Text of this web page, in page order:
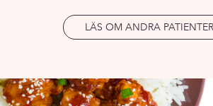
LÄS OM ANDRA PATIENTER